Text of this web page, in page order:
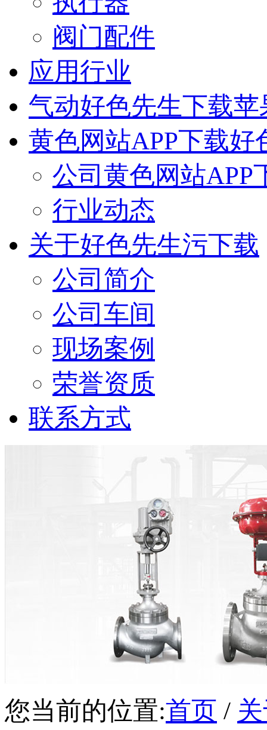
阀门配件
应用行业
气动好色先生下载
黄色网站APP下载好
公司黄色网站APP
行业动态
关于好色先生污下载
公司简介
公司车间
现场案例
荣誉资质
联系方式
您当前的位置:首页 /